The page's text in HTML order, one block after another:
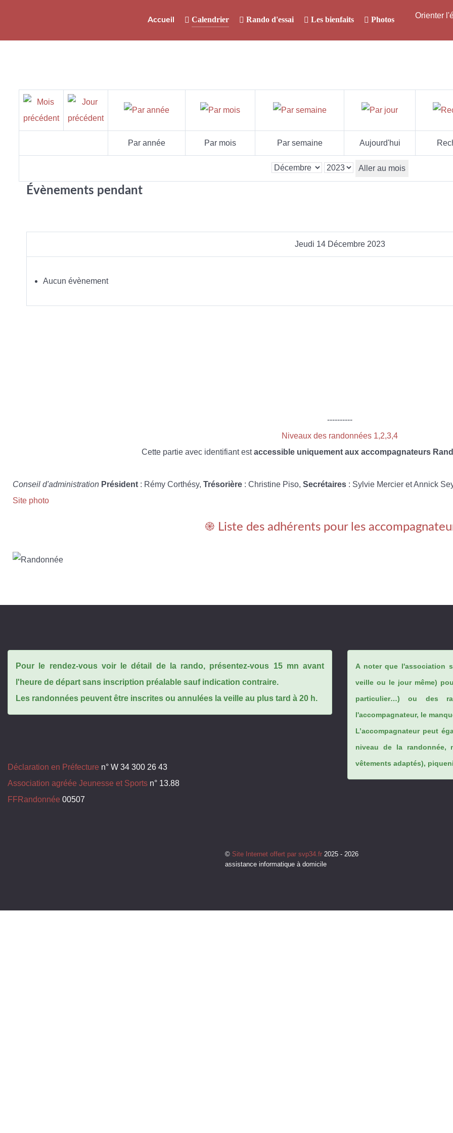
Accueil Calendrier Rando d'essai Les bienfaits Photos Orienter
Par année Par mois Par semaine Aujourd'hui
Aller au mois
Évènements pendant
Jeudi 14 Décembre 2023
Aucun évènement
----------
Niveaux des randonnées 1,2,3,4
Cette partie avec identifiant estaccessible uniquement aux accompagnateurs
Conseil d'administration Président : Rémy Corthésy, Trésorière : Christine Piso, Secrétaires : Sylvie Mercier et Annick
Site photo
֎ Liste des adhérents pour les
Pour le rendez-vous voir le détail de la rando, présentez-vous 15 mn avant
l'heure de départ sans inscription préalable sauf indication contraire.
Les randonnées peuvent être inscrites ou annulées la veille au plus tard à 20 h.
Déclaration en Préfecture n° W 34 300 26 43
Association agréée Jeunesse et Sports n° 13.88
FFRandonnée 00507
A noter que l'association
veille ou le jour même)
particulier…) ou des
l'accompagnateur, le
L’accompagnateur peut
niveau de la randonnée,
vêtements adaptés),
© Site Internet offert par svp34.fr 2025 - 2026
assistance informatique à domicile